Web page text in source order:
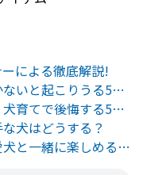
による徹底解説!
【犬の保育園】子犬のうちに！行かないと起こりうる5つのリスク
今日からトレーニングを始めよう！犬育てで後悔する5つの慣れ
犬はどうする？
ペットフレンドリーな那須高原、愛犬と一緒に楽しめるおすすめスポット６選